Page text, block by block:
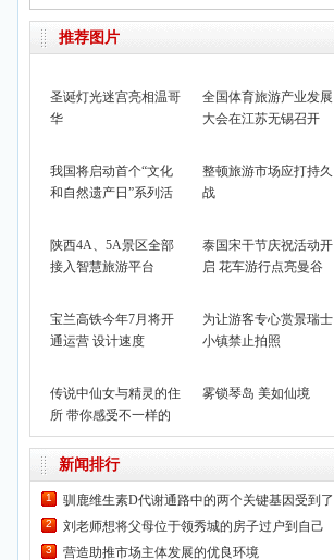
推荐图片
圣诞灯光迷宫亮相温哥
华
全国体育旅游产业发展
大会在江苏无锡召开
我国将启动首个“文化
和自然遗产日”系列活
整顿旅游市场应打持久
战
陕西4A、5A景区全部
接入智慧旅游平台
泰国宋干节庆祝活动开
启 花车游行点亮曼谷
宝兰高铁今年7月将开
通运营 设计速度
为让游客专心赏景瑞士
小镇禁止拍照
传说中仙女与精灵的住
所 带你感受不一样的
土耳其
雾锁琴岛 美如仙境
新闻排行
1 驯鹿维生素D代谢通路中的两个关键基因受到了
2 刘老师想将父母位于领秀城的房子过户到自己
3 营造助推市场主体发展的优良环境